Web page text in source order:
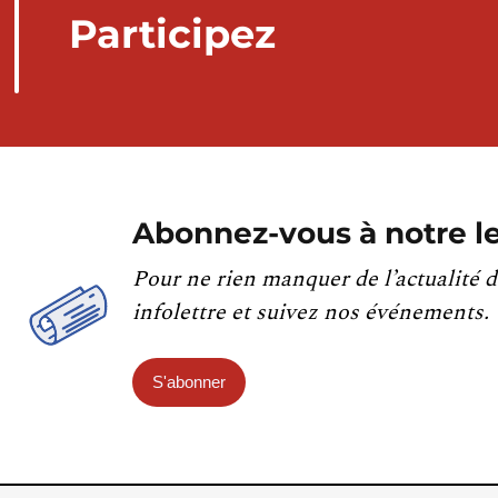
Participez
Abonnez-vous à notre
Pour ne rien manquer de l’actualité
infolettre et suivez nos événements.
S'abonner